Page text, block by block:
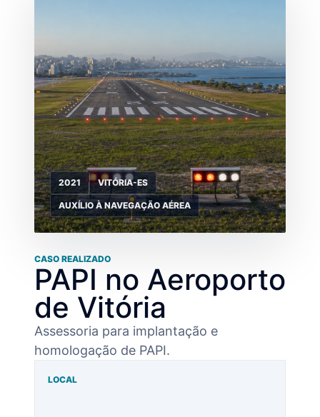
2021 VITÓRIA-ES
AUXÍLIO À NAVEGAÇÃO AÉREA
CASO REALIZADO
PAPI no Aeroporto
de Vitória
Assessoria para implantação e
homologação de PAPI.
LOCAL